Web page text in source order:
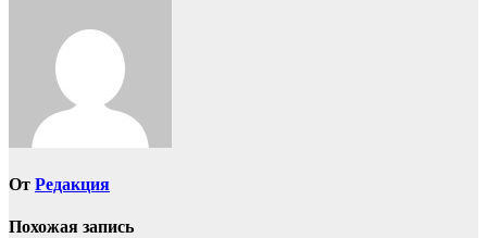
От Редакция
Похожая запись